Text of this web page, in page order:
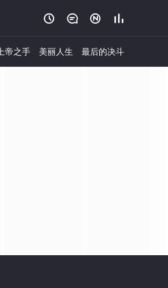
   
上帝之手 美丽人生 最后的决斗